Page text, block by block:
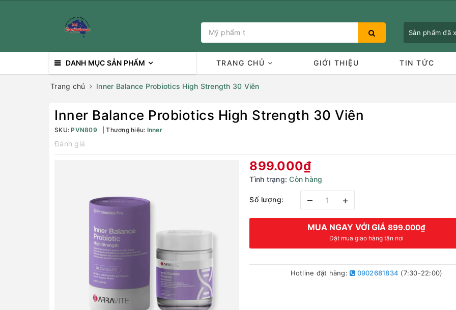
Sản phẩm đã
Bạn chưa xem sản phẩm nào
DANH MỤC SẢN PHẨM TRANG CHỦ GIỚI THIỆU TIN TỨC
Trang chủ Inner Balance Probiotics High Strength 30 Viên
Inner Balance Probiotics High Strength 30 Viên
SKU:PVN809 Thương hiệu: Inner
Đánh giá
899.000₫
Tình trạng: Còn hàng
Số lượng: – +
MUA NGAY VỚI GIÁ 899.000₫
Đặt mua giao hàng tận nơi
Hotline đặt hàng: 0902681834 (7:30-22:00)